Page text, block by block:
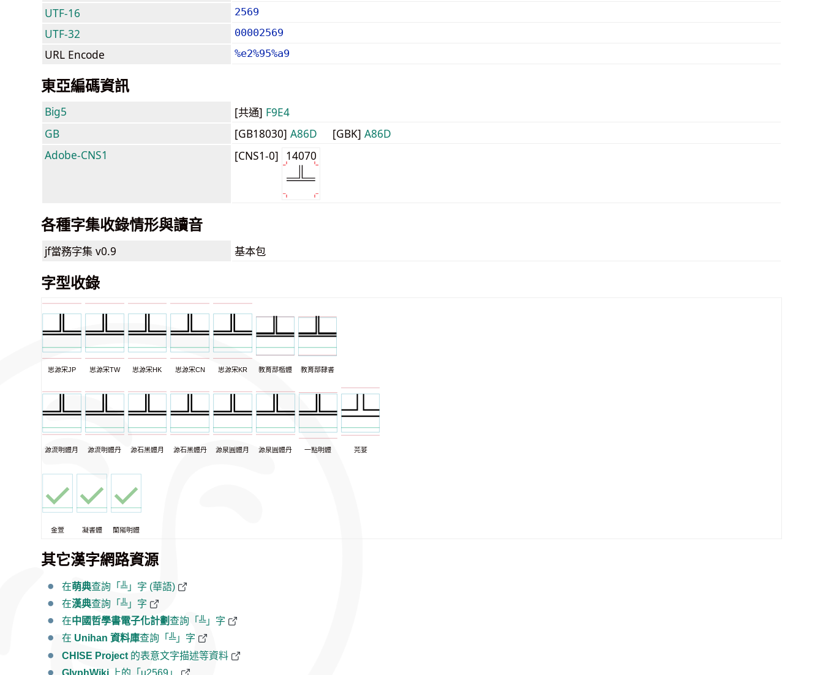
UTF-16 2569
UTF-32 00002569
URL Encode %e2%95%a9
東亞編碼資訊
Big5 [共通] F9E4
GB
[GB18030] A86D [GBK] A86D
Adobe-CNS1
[CNS1-0] 14070
各種字集收錄情形與讀音
jf當務字集 v0.9 基本包
字型收錄
思源宋JP 思源宋TW 思源宋HK 思源宋CN 思源宋KR 教育部楷體 教育部隸書
源流明體月 源流明體丹 源石黑體月 源石黑體丹 源泉圓體月 源泉圓體丹 一點明體 芫荽
金萱 凝書體 蘭陽明體
其它漢字網路資源
在萌典查詢「╩」字 (華語)
在漢典查詢「╩」字
在中國哲學書電子化計劃 查詢「╩」字
在 Unihan 資料庫查詢「╩」字
CHISE Project 的表意文字描述等資料
GlyphWiki 上的「u2569」